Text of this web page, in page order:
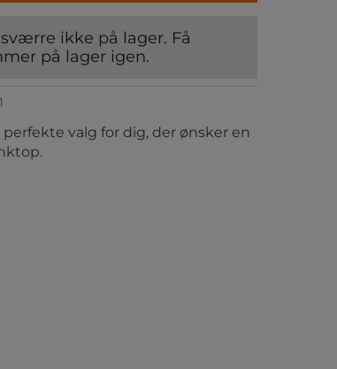
ikke på lager. Få
på lager igen.
valg for dig, der ønsker en